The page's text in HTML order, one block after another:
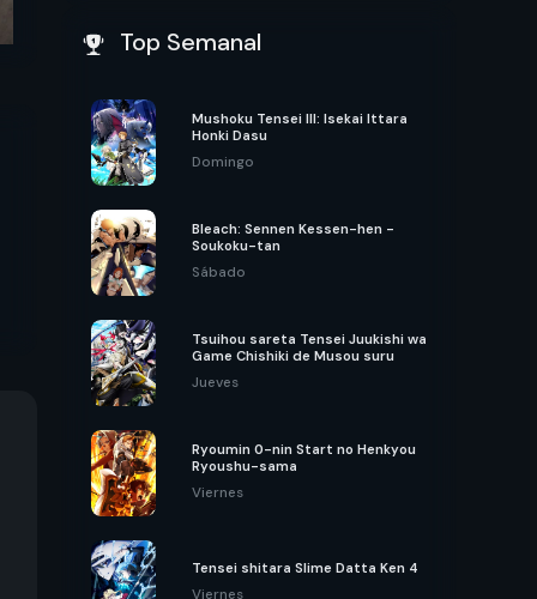
Top Semanal
Mushoku Tensei III: Isekai Ittara
Honki Dasu
Domingo
Bleach: Sennen Kessen-hen -
Soukoku-tan
Sábado
Tsuihou sareta Tensei Juukishi wa
Game Chishiki de Musou suru
Jueves
Ryoumin 0-nin Start no Henkyou
Ryoushu-sama
Viernes
Tensei shitara Slime Datta Ken 4
Viernes